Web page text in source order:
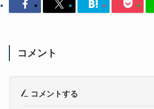
コメント
コメントする